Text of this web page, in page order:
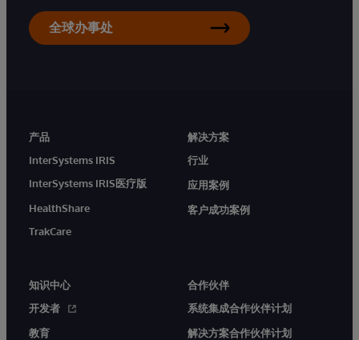
全球办事处
产品
InterSystems IRIS
InterSystems IRIS医疗版
HealthShare
TrakCare
解决方案
行业
应用案例
客户成功案例
知识中心
开发者
教育
合作伙伴
系统集成合作伙伴计划
解决方案合作伙伴计划